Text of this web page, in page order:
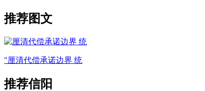
推荐图文
"厘清代偿承诺边界 统
推荐信阳